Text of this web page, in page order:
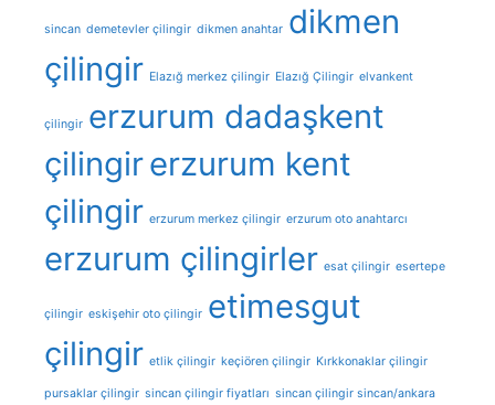
sincan demetevler çilingir dikmen anahtar dikmen
çilingir Elazığ merkez çilingir Elazığ Çilingir elvankent
çilingir erzurum dadaşkent
çilingirerzurum kent
çilingir erzurum merkez çilingir erzurum oto anahtarcı
erzurum çilingirler esat çilingir esertepe
çilingir eskişehir oto çilingir etimesgut
çilingir etlik çilingir keçiören çilingir Kırkkonaklar çilingir
pursaklar çilingir sincan çilingir fiyatları sincan çilingir sincan/ankara